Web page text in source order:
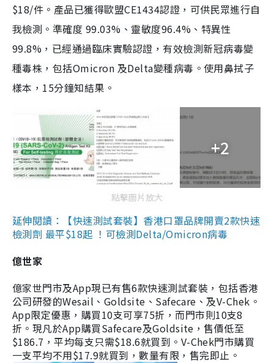
$18/件。產品已獲得歐盟CE1434認證，可供民眾進行自
我檢測。準確度 99.03%、靈敏度96.4%、特異性
99.8%，已經通過臨床實驗認證，有效檢測新冠病毒變
種毒株，包括Omicron 及Delta變種病毒。使用鼻拭子
樣本，15分鐘知結果。
+2
點擊圖片放大
延伸閱讀：【快速測試套裝】香港口罩品牌開賣2款快速
檢測劑 最平$18起 ！可檢測Delta/Omicron病毒
億世家
億家世門市及App現已有售6款快速測試套裝，包括香港
公司研發的Wesail、Goldsite、Safecare、及V-Chek。
App限定優惠，購買10支可享75折，而門市則10支8
折。現凡於App購買Safecare及Goldsite，售價低至
$186.7，平均每支只需$18.6就買到。V-Chek門市購買
一支平均不用$17.9就買到，數量有限，售完即止。